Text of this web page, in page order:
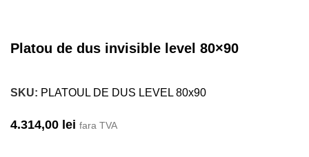
Platou de dus invisible level 80×90
SKU: PLATOUL DE DUS LEVEL 80x90
4.314,00 lei fara TVA